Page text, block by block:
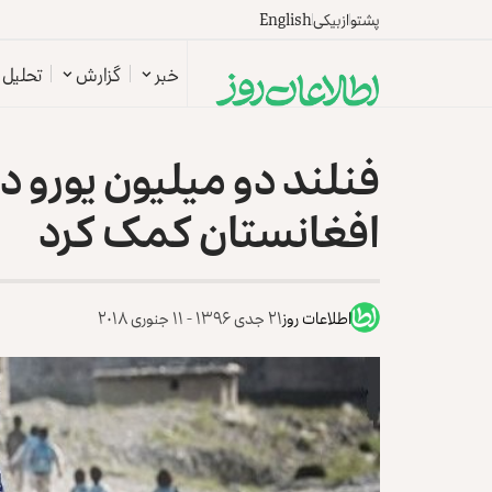
پشتوازبیکیEnglish
خبر گزارش تحلیل
فنلند دو میلیون
افغانستان کمک کرد
اطلاعات روز۲۱ جدی ۱۳۹۶ - ۱۱ جنوری ۲۰۱۸